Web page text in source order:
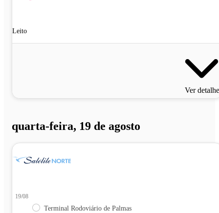
Leito
Ver
quarta-feira, 19 de agosto
19/08
Terminal Rodoviário de Palmas